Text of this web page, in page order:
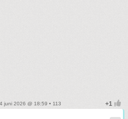
juni 2026 @ 18:59 • 113